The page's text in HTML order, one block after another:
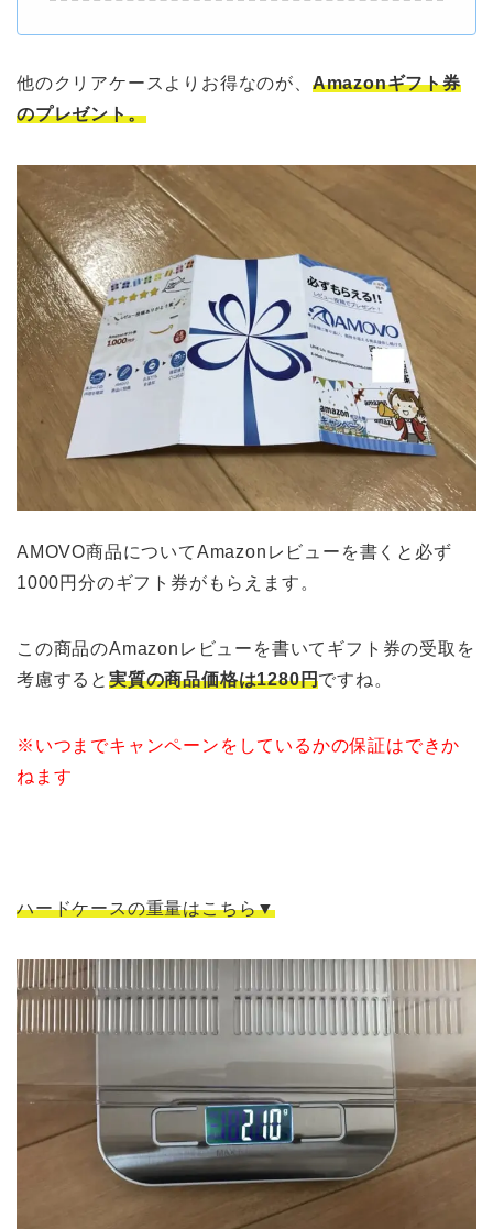
他のクリアケースよりお得なのが、 Amazonギフト券
のプレゼント。
AMOVO商品についてAmazonレビューを書くと必ず
1000円分のギフト券がもらえます。
この商品のAmazonレビューを書いてギフト券の受取を
考慮すると 実質の商品価格は1280円ですね。
※いつまでキャンペーンをしているかの保証はできか
ねます
ハードケースの重量はこちら▼